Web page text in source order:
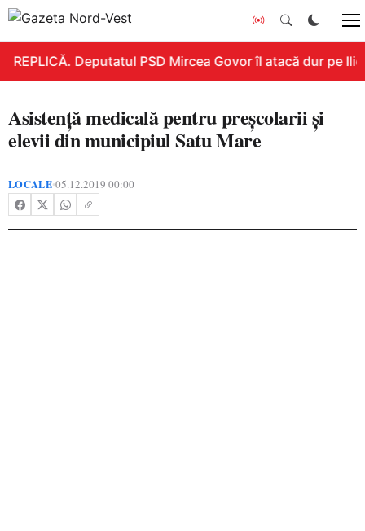
REPLICĂ. Deputatul PSD Mircea Govor îl atacă dur pe
Asistență medicală pentru preșcolarii și
elevii din municipiul Satu Mare
LOCALE•05.12.2019 00:00